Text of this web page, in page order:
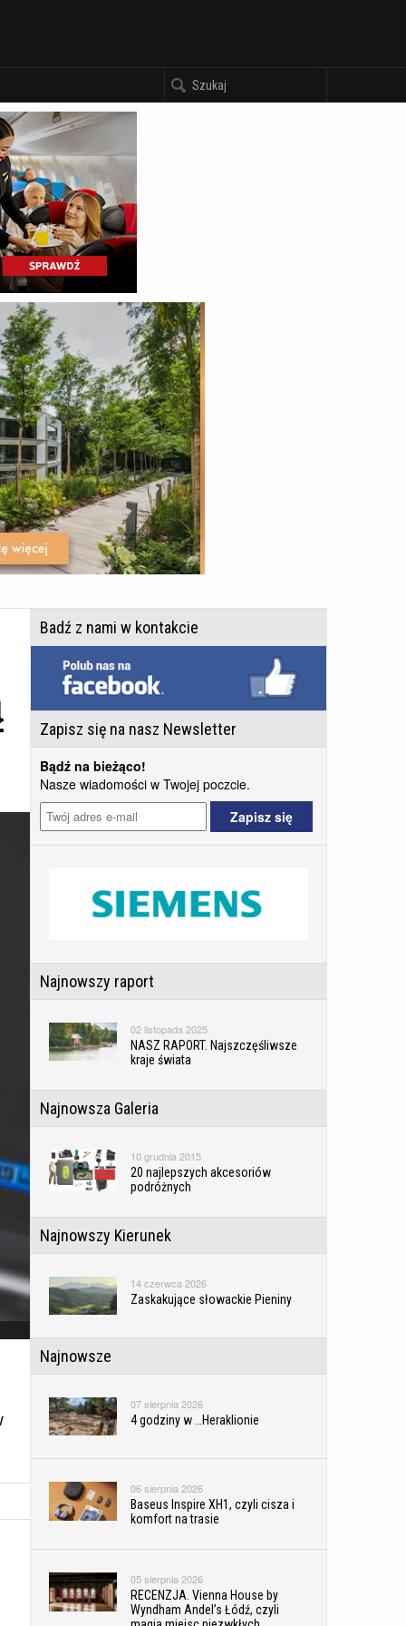
Badź z nami w kontakcie
Zapisz się na nasz Newsletter
Bądź na bieżąco!
Nasze wiadomości w Twojej poczcie.
Najnowszy raport
02 listopada 2025
NASZ RAPORT. Najszczęśliwsze
kraje świata
Najnowsza Galeria
10 grudnia 2015
20 najlepszych akcesoriów
podróżnych
Najnowszy Kierunek
14 czerwca 2026
Zaskakujące słowackie Pieniny
Najnowsze
07 sierpnia 2026
4 godziny w …Heraklionie
06 sierpnia 2026
Baseus Inspire XH1, czyli cisza i
komfort na trasie
05 sierpnia 2026
RECENZJA. Vienna House by
Wyndham Andel’s Łódź, czyli